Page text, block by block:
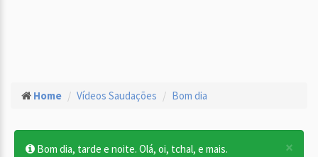
Home Vídeos Saudações Bom dia
×
Bom dia, tarde e noite. Olá, oi, tchal, e mais.